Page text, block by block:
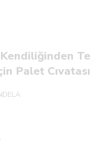
Palet Cıvatası